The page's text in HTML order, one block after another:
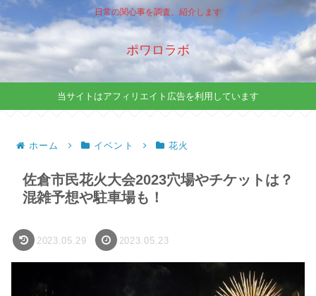
日常の関心事を調査、紹介します
ポワロラボ
当サイトはアフィリエイト広告を利用しています
ホーム イベント 花火
佐倉市民花火大会2023穴場やチケットは？
混雑予想や駐車場も！
2023.05.29 2023.05.23